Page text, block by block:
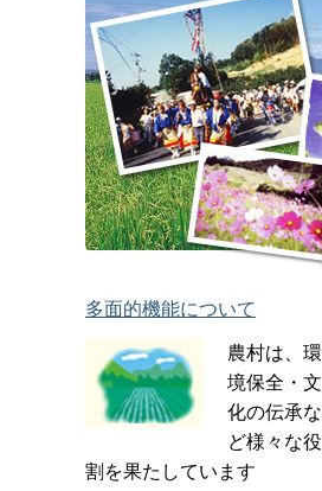
多面的機能について
農村は、環
境保全・文
化の伝承な
ど様々な役
割を果たしています